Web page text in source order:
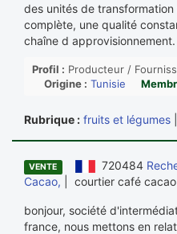
des unités de
complète, une qualité
chaîne d
Profil : Producteur /
Origine : Tunisie
Rubrique : fruits et légumes
VENTE 720484
Cacao, | courtier café
bonjour, société
france, nous mettons en